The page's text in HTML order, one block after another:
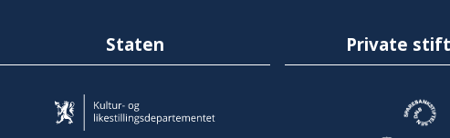
Staten Private